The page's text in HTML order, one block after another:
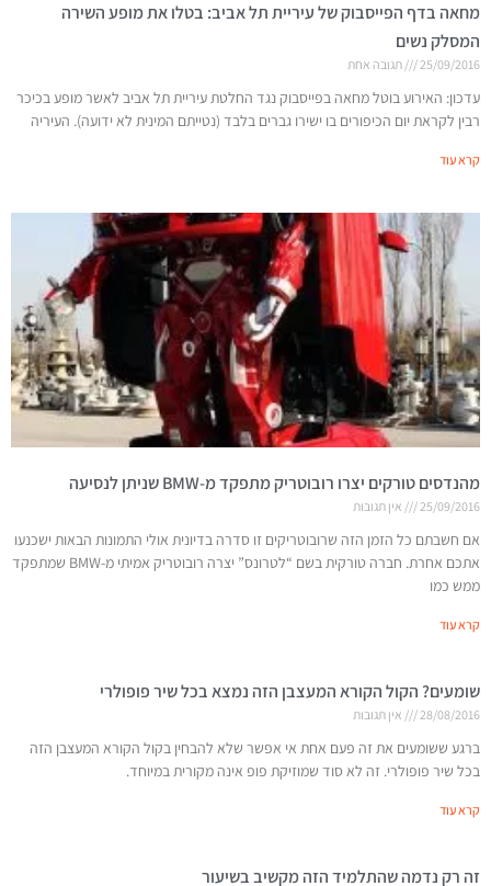
מחאה בדף הפייסבוק של עיריית תל אביב: בטלו את מופע השירה
המסלק נשים
25/09/2016 תגובה אחת
עדכון: האירוע בוטל מחאה בפייסבוק נגד החלטת עיריית תל אביב לאשר מופע בכיכר
רבין לקראת יום הכיפורים בו ישירו גברים בלבד (נטייתם המינית לא ידועה). העיריה
קרא עוד
מהנדסים טורקים יצרו רובוטריק מתפקד מ-BMW שניתן לנסיעה
25/09/2016 אין תגובות
אם חשבתם כל הזמן הזה שרובוטריקים זו סדרה בדיונית אולי התמונות הבאות ישכנעו
אתכם אחרת. חברה טורקית בשם “לטרונס” יצרה רובוטריק אמיתי מ-BMW שמתפקד
ממש כמו
קרא עוד
שומעים? הקול הקורא המעצבן הזה נמצא בכל שיר פופולרי
28/08/2016 אין תגובות
ברגע ששומעים את זה פעם אחת אי אפשר שלא להבחין בקול הקורא המעצבן הזה
בכל שיר פופולרי. זה לא סוד שמוזיקת פופ אינה מקורית במיוחד.
קרא עוד
זה רק נדמה שהתלמיד הזה מקשיב בשיעור